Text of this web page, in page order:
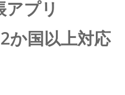
プリ
か国以上対応